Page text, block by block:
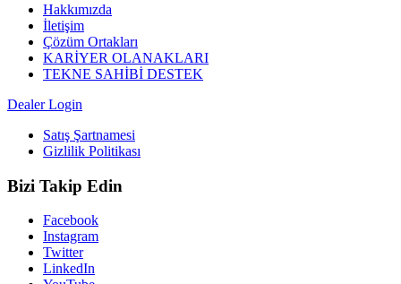
Hakkımızda
İletişim
Çözüm Ortakları
KARİYER OLANAKLARI
TEKNE SAHİBİ DESTEK
Dealer Login
Satış Şartnamesi
Gizlilik Politikası
Bizi Takip Edin
Facebook
Instagram
Twitter
LinkedIn